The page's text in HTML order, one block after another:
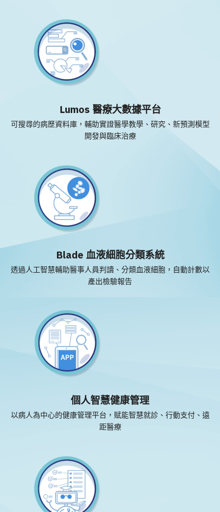
Lumos 醫療大數據平台
可搜尋的病歷資料庫，輔助實證醫學教學、研究、新預測模型
開發與臨床治療
Blade 血液細胞分類系統
透過人工智慧輔助醫事人員判讀、分類血液細胞，自動計數以
產出檢驗報告
個人智慧健康管理
以病人為中心的健康管理平台，赋能智慧就診、行動支付、遠
距醫療